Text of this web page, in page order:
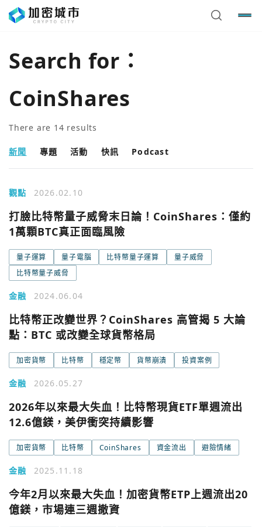
Search for：
CoinShares
There are 14 results
新聞 專題 活動 快訊 Podcast
觀點 2026.02.10
打臉比特幣量子威脅末日論！CoinShares：僅約
1萬顆BTC真正面臨風險
量子運算 量子電腦 比特幣量子運算
量子威脅
比特幣量子威脅
金融 2024.06.04
比特幣正改變世界？CoinShares 高管揭 5 大論
點：BTC 或改變全球貨幣格局
加密貨幣 比特幣 穩定幣 貨幣崩潰 投資案例
金融 2026.05.27
2026年以來最大失血！比特幣現貨ETF單週流出
12.6億鎂，美伊衝突持續影響
加密貨幣 比特幣 CoinShares 資金流出 避險情緒
金融 2025.11.18
今年2月以來最大失血！加密貨幣ETP上週流出20
億鎂，市場連三週撤資